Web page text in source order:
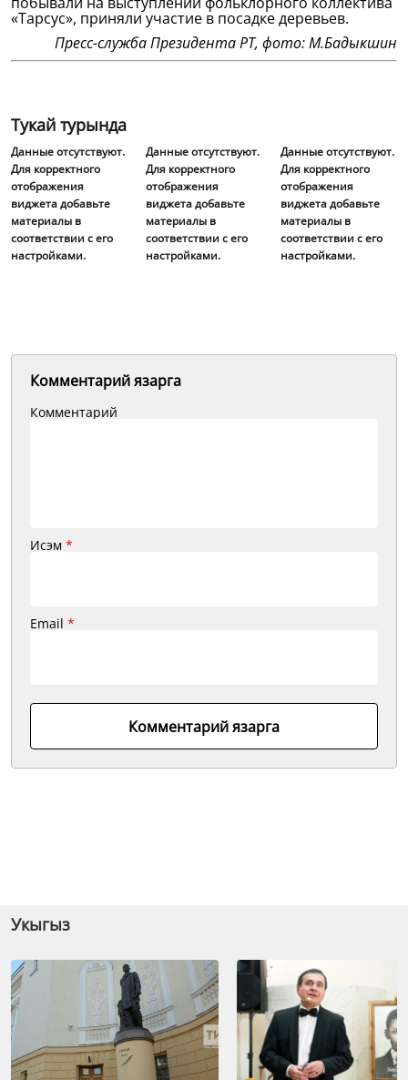
«Тарсус», приняли участие в посадке деревьев.
Пресс-служба Президента РТ, фото: М.Бадыкшин
Тукай турында
Данные отсутствуют.
Для корректного
отображения
виджета добавьте
материалы в
соответствии с его
настройками.
Данные отсутствуют.
Для корректного
отображения
виджета добавьте
материалы в
соответствии с его
настройками.
Данные отсутствуют.
Для корректного
отображения
виджета добавьте
материалы в
соответствии с его
настройками.
Комментарий язарга
Комментарий
Исэм *
Email *
Комментарий язарга
Укыгыз